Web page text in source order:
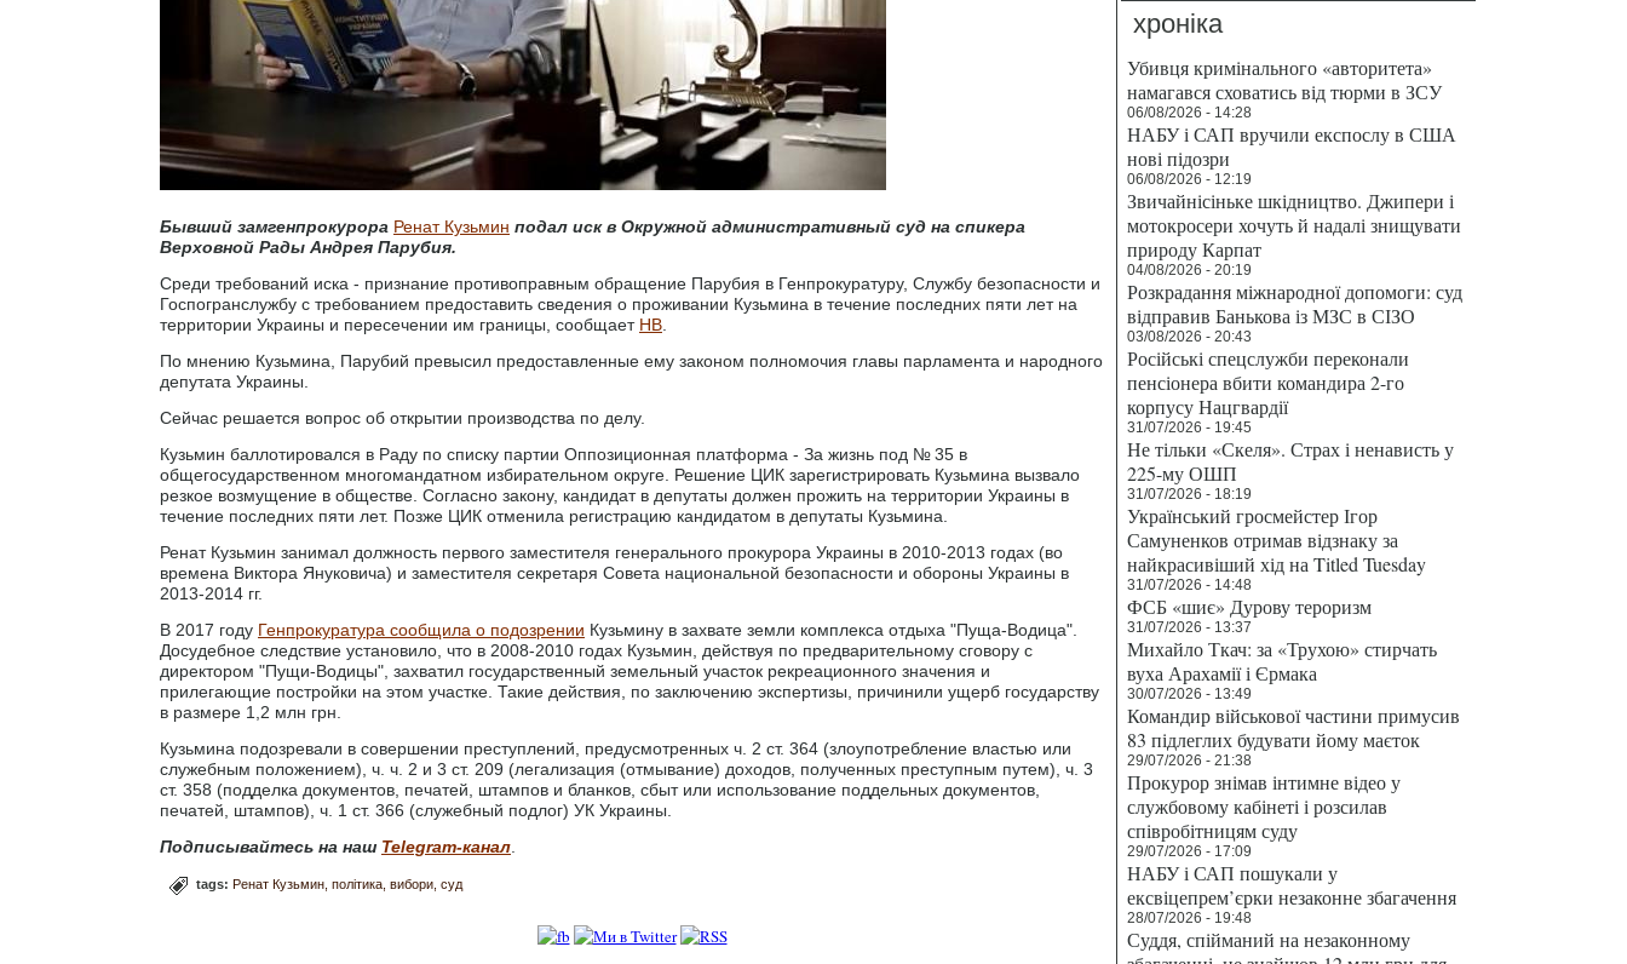
Бывший замгенпрокурора Ренат Кузьмин подал иск в Окружной административный суд на спикера
Верховной Рады Андрея Парубия.
Среди требований иска - признание противоправным обращение Парубия в Генпрокуратуру, Службу безопасности и
Госпогранслужбу с требованием предоставить сведения о проживании Кузьмина в течение последних пяти лет на
территории Украины и пересечении им границы, сообщает НВ
По мнению Кузьмина, Парубий превысил предоставленные ему законом полномочия главы парламента и народного
депутата Украины.
Сейчас решается вопрос об открытии производства по делу.
Кузьмин баллотировался в Раду по списку партии Оппозиционная платформа - За жизнь под № 35 в
общегосударственном многомандатном избирательном округе. Решение ЦИК зарегистрировать Кузьмина вызвало
резкое возмущение в обществе. Согласно закону, кандидат в депутаты должен прожить на территории Украины в
течение последних пяти лет. Позже ЦИК отменила регистрацию кандидатом в депутаты Кузьмина.
Ренат Кузьмин занимал должность первого заместителя генерального прокурора Украины в 2010-2013 годах (во
времена Виктора Януковича) и заместителя секретаря Совета национальной безопасности и обороны Украины в
2013-2014 гг.
В 2017 году Генпрокуратура сообщила о подозрении Кузьмину в захвате земли комплекса отдыха "Пуща-Водица".
Досудебное следствие установило, что в 2008-2010 годах Кузьмин, действуя по предварительному сговору с
директором "Пущи-Водицы", захватил государственный земельный участок рекреационного значения и
прилегающие постройки на этом участке. Такие действия, по заключению экспертизы, причинили ущерб государству
в размере 1,2 млн грн.
Кузьмина подозревали в совершении преступлений, предусмотренных ч. 2 ст. 364 (злоупотребление властью или
служебным положением), ч. ч. 2 и 3 ст. 209 (легализация (отмывание) доходов, полученных преступным путем), ч. 3
ст. 358 (подделка документов, печатей, штампов и бланков, сбыт или использование поддельных документов,
печатей, штампов), ч. 1 ст. 366 (служебный подлог) УК Украины.
Подписывайтесь на наш Telegram-канал
tags: Ренат Кузьмин політика вибори суд
хроніка
Убивця кримінального «авторитета»
намагався сховатись від тюрми в ЗСУ
06/08/2026 - 14:28
НАБУ і САП вручили експослу в США
нові підозри
06/08/2026 - 12:19
Звичайнісіньке шкідництво. Джипери і
мотокросери хочуть й надалі знищувати
природу Карпат
04/08/2026 - 20:19
Розкрадання міжнародної допомоги: суд
відправив Банькова із МЗС в СІЗО
03/08/2026 - 20:43
Російські спецслужби переконали
пенсіонера вбити командира 2-го
корпусу Нацгвардії
31/07/2026 - 19:45
Не тільки «Скеля». Страх і ненависть у
225-му ОШП
31/07/2026 - 18:19
Український гросмейстер Ігор
Самуненков отримав відзнаку за
найкрасивіший хід на Titled Tuesday
31/07/2026 - 14:48
ФСБ «шиє» Дурову тероризм
31/07/2026 - 13:37
Михайло Ткач: за «Трухою» стирчать
вуха Арахамії і Єрмака
30/07/2026 - 13:49
Командир військової частини примусив
83 підлеглих будувати йому маєток
29/07/2026 - 21:38
Прокурор знімав інтимне відео у
службовому кабінеті і розсилав
співробітницям суду
29/07/2026 - 17:09
НАБУ і САП пошукали у
ексвіцепрем’єрки незаконне збагачення
28/07/2026 - 19:48
Суддя, спійманий на незаконному